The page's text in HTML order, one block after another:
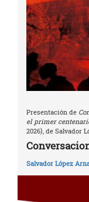
Presentación de
el primer
2026), de Salvador
Salvador López